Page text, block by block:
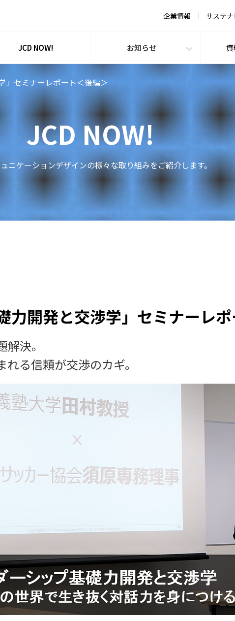
企業情報 サステナ
JCD NOW! お知らせ
」セミナーレポート＜後編＞
JCD NOW!
ニケーションデザインの様々な取り組みをご紹介します。
力開発と交渉学」セミナーレ
決。
る信頼が交渉のカギ。